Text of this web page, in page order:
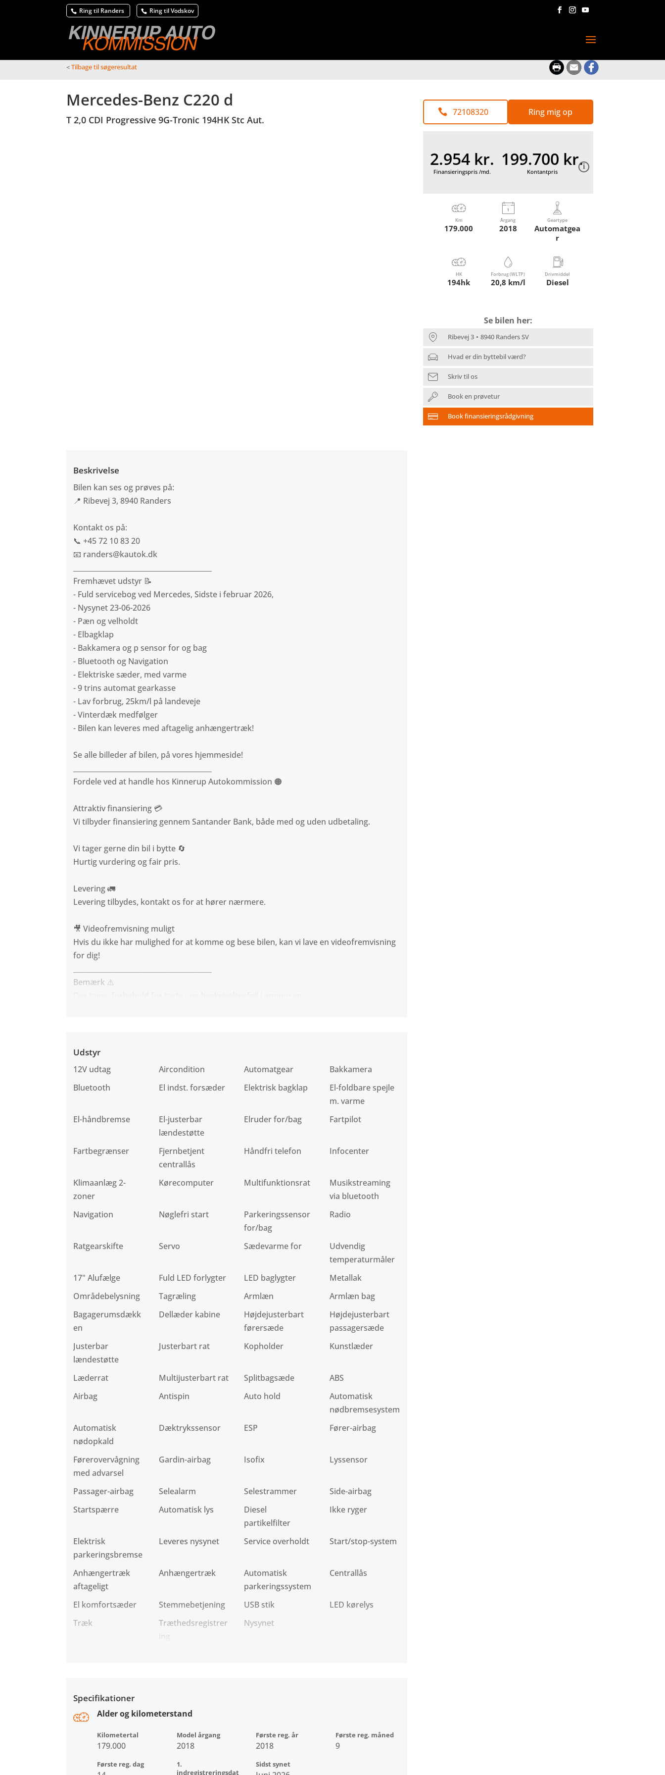
Ring til Randers Ring til Vodskov
<Tilbage til søgeresultat
Mercedes-Benz C220 d
T 2,0 CDI Progressive 9G-Tronic 194HK Stc Aut.
72108320 Ring mig op
2.954 kr.
Finansieringspris /md.
199.700 kr.
Kontantpris
Km
179.000
Årgang
2018
Geartype
Automatgea
r
HK
194hk
Forbrug (WLTP)
20,8 km/l
Drivmiddel
Diesel
Se bilen her:
Ribevej 3 8940 Randers SV
Hvad er din byttebil værd?
Skriv til os
Book en prøvetur
Book finansieringsrådgivning
Beskrivelse
Bilen kan ses og prøves på:
📍 Ribevej 3, 8940 Randers
Kontakt os på:
📞 +45 72 10 83 20
📧 randers@kautok.dk
Fremhævet udstyr 📝
- Fuld servicebog ved Mercedes, Sidste i februar 2026,
- Nysynet 23-06-2026
- Pæn og velholdt
- Elbagklap
- Bakkamera og p sensor for og bag
- Bluetooth og Navigation
- Elektriske sæder, med varme
- 9 trins automat gearkasse
- Lav forbrug, 25km/l på landeveje
- Vinterdæk medfølger
- Bilen kan leveres med aftagelig anhængertræk!
Se alle billeder af bilen, på vores hjemmeside!
Fordele ved at handle hos Kinnerup Autokommission 🟠
Attraktiv finansiering 💳
Vi tilbyder finansiering gennem Santander Bank, både med og uden udbetaling.
Vi tager gerne din bil i bytte 🔄
Hurtig vurdering og fair pris.
Levering 🚛
Levering tilbydes, kontakt os for at hører nærmere.
🎥 Videofremvisning muligt
Hvis du ikke har mulighed for at komme og bese bilen, kan vi lave en videofremvisning
for dig!
Bemærk ⚠️
Udstyr
12V udtag Aircondition Automatgear
Bakkamera
Bluetooth
El indst. forsæder Elektrisk bagklap
El-foldbare spejle
m. varme
El-håndbremse
El-justerbar
lændestøtte
Elruder for/bag Fartpilot
Fartbegrænser
Fjernbetjent
centrallås
Håndfri telefon Infocenter
Klimaanlæg 2-
zoner
Kørecomputer Multifunktionsrat
Musikstreaming
via bluetooth
Navigation
Nøglefri start
Parkeringssensor
for/bag
Radio
Ratgearskifte Servo Sædevarme for
Udvendig
temperaturmåler
17" Alufælge
Fuld LED forlygter LED baglygter
Metallak
Områdebelysning
Tagræling Armlæn
Armlæn bag
Bagagerumsdækk
en
Dellæder kabine
Højdejusterbart
førersæde
Højdejusterbart
passagersæde
Justerbar
lændestøtte
Justerbart rat Kopholder Kunstlæder
Læderrat Multijusterbart rat Splitbagsæde
ABS
Airbag
Antispin Auto hold
Automatisk
nødbremsesystem
Automatisk
nødopkald
Dæktrykssensor ESP Fører-airbag
Førerovervågning
med advarsel
Gardin-airbag Isofix Lyssensor
Passager-airbag Selealarm Selestrammer
Side-airbag
Startspærre
Automatisk lys
Diesel
partikelfilter
Ikke ryger
Elektrisk
parkeringsbremse
Leveres nysynet Service overholdt Start/stop-system
Anhængertræk
aftageligt
Anhængertræk
Automatisk
parkeringssystem
Centrallås
El komfortsæder Stemmebetjening USB stik
LED kørelys
Træk
Træthedsregistrer
ing
Nysynet
Specifikationer
Alder og kilometerstand
Kilometertal
179.000
Model årgang
2018
Første reg. år
2018
Første reg. måned
9
Første reg. dag
1.
indregistreringsdat
Sidst synet